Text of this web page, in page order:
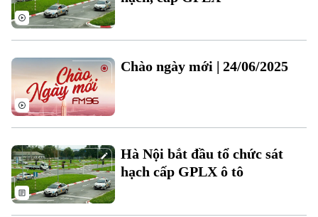
Chào ngày mới | 24/06/2025
Hà Nội bắt đầu tổ chức sát
hạch cấp GPLX ô tô